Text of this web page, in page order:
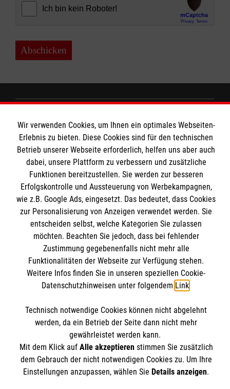
Abschicken
MBZ Euregio
Kurse für Ärzte
Kurse für Rettungsdienstler
Internationale Kurskonzepte
Informationen
Kontakt
Impressum
Datenschutz
AGB
Malteser online
Malteserorden
Malteser Jugend
Mediathek
Soziale Netzwerke
Der Malteser Hilfsdienst e.V. ist als eingetragene
gemeinnützige Organisation von der Körperschaft- und
Wir verwenden Cookies, um Ihnen ein optimales Webseiten-
Erlebnis zu bieten. Diese Cookies sind für den technischen
Betrieb unserer Webseite erforderlich, helfen uns aber auch
dabei, unsere Plattform zu verbessern und zusätzliche
Funktionen bereitzustellen. Sie werden zur besseren
Erfolgskontrolle und Aussteuerung von Werbekampagnen,
wie z.B. Google Ads, eingesetzt. Das bedeutet, dass Cookies
zur Personalisierung von Anzeigen verwendet werden. Sie
entscheiden selbst, welche Kategorien Sie zulassen
möchten. Beachten Sie jedoch, dass bei fehlender
Zustimmung gegebenenfalls nicht mehr alle
Funktionalitäten der Webseite zur Verfügung stehen.
Weitere Infos finden Sie in unseren speziellen Cookie-
Datenschutzhinweisen unter folgendem Link.
Technisch notwendige Cookies können nicht abgelehnt
werden, da ein Betrieb der Seite dann nicht mehr
gewährleistet werden kann.
Mit dem Klick auf Alle akzeptierenstimmen Sie zusätzlich
dem Gebrauch der nicht notwendigen Cookies zu. Um Ihre
Einstellungen anzupassen, wählen Sie Details anzeigen.